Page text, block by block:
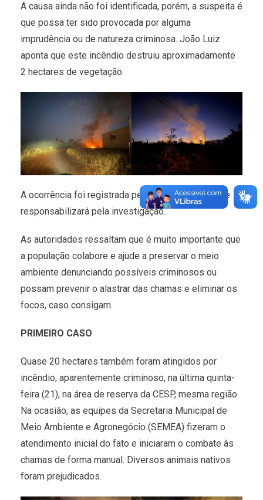
A causa ainda não foi identificada, porém, a suspeita é
que possa ter sido provocada por alguma
imprudência ou de natureza criminosa. João Luiz
aponta que este incêndio destruiu aproximadamente
2 hectares de vegetação.
A ocorrência foi registrada pela Polícia Civil que se
responsabilizará pela investigação.
As autoridades ressaltam que é muito importante que
a população colabore e ajude a preservar o meio
ambiente denunciando possíveis criminosos ou
possam prevenir o alastrar das chamas e eliminar os
focos, caso consigam.
PRIMEIRO CASO
Quase 20 hectares também foram atingidos por
incêndio, aparentemente criminoso, na última quinta-
feira (21), na área de reserva da CESP, mesma região.
Na ocasião, as equipes da Secretaria Municipal de
Meio Ambiente e Agronegócio (SEMEA) fizeram o
atendimento inicial do fato e iniciaram o combate às
chamas de forma manual. Diversos animais nativos
foram prejudicados.